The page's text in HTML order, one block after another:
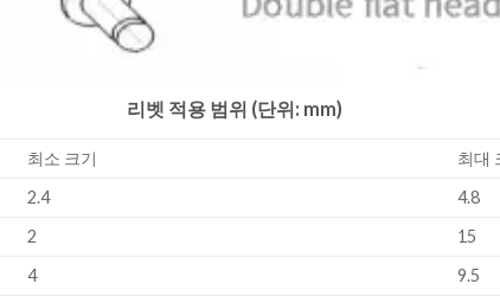
리벳 적용 범위 (단위: mm)
최소 크기
최대
2.4
4.8
2
15
4
9.5